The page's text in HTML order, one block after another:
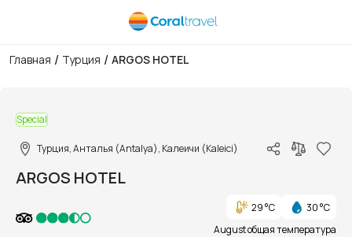
Главная / Турция / ARGOS HOTEL
Special
Турция, Анталья (Antalya), Калеичи (Kaleici)
ARGOS HOTEL
29 °C
30 °C
August общая температура